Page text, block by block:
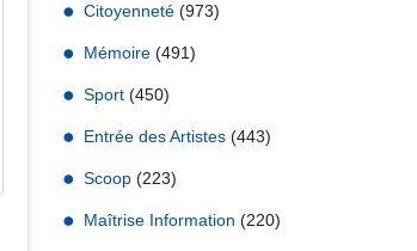
Citoyenneté (973)
Mémoire (491)
Sport (450)
Entrée des Artistes (443)
Scoop (223)
Maîtrise Information (220)